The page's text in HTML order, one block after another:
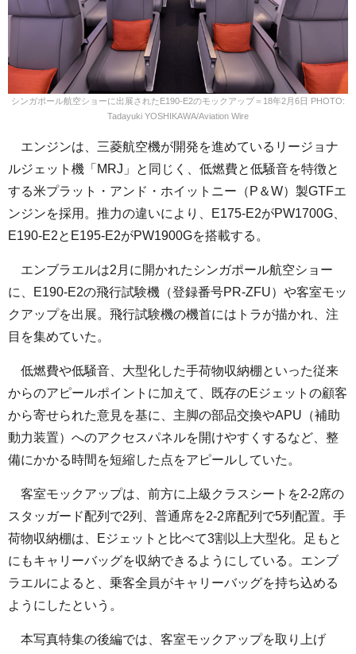
シンガポール航空ショーに出展されたE190-E2のモックアップ＝18年2月6日 PHOTO:
Tadayuki YOSHIKAWA/Aviation Wire
エンジンは、三菱航空機が開発を進めているリージョナ
ルジェット機「MRJ」と同じく、低燃費と低騒音を特徴と
する米プラット・アンド・ホイットニー（P＆W）製GTFエ
ンジンを採用。推力の違いにより、E175-E2がPW1700G、
E190-E2とE195-E2がPW1900Gを搭載する。
エンブラエルは2月に開かれたシンガポール航空ショー
に、E190-E2の飛行試験機（登録番号PR-ZFU）や客室モッ
クアップを出展。飛行試験機の機首にはトラが描かれ、注
目を集めていた。
低燃費や低騒音、大型化した手荷物収納棚といった従来
からのアピールポイントに加えて、既存のEジェットの顧客
から寄せられた意見を基に、主脚の部品交換やAPU（補助
動力装置）へのアクセスパネルを開けやすくするなど、整
備にかかる時間を短縮した点をアピールしていた。
客室モックアップは、前方に上級クラスシートを2-2席の
スタッガード配列で2列、普通席を2-2席配列で5列配置。手
荷物収納棚は、Eジェットと比べて3割以上大型化。足もと
にもキャリーバッグを収納できるようにしている。エンブ
ラエルによると、乗客全員がキャリーバッグを持ち込める
ようにしたという。
本写真特集の後編では、客室モックアップを取り上げ